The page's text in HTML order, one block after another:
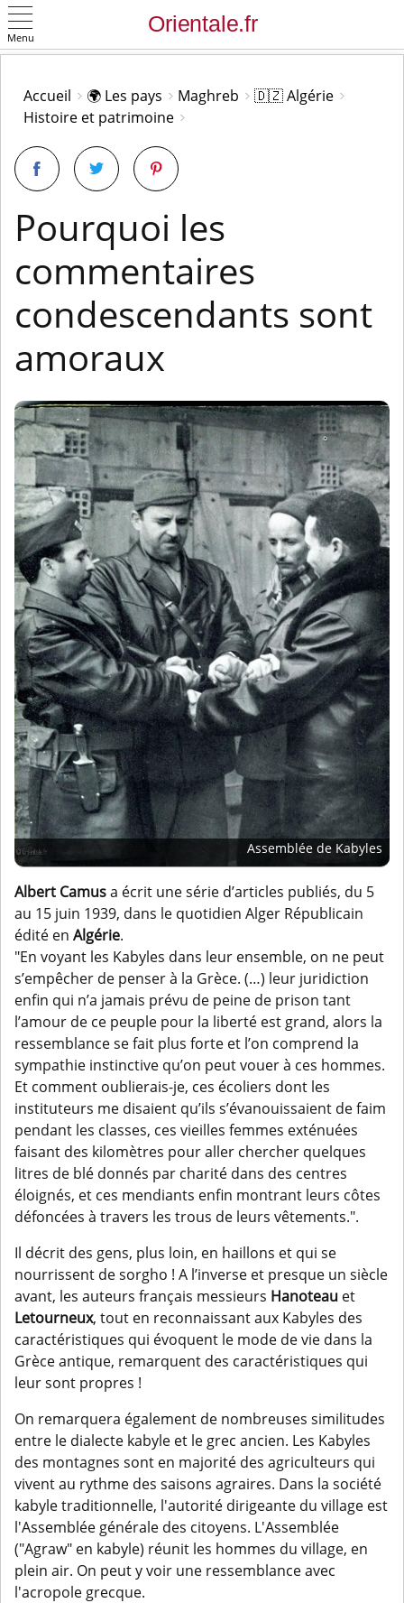
Menu
Accueil 🌍 Les pays Maghreb
🇩🇿 Algérie
Histoire et patrimoine
Pourquoi les
commentaires
condescendants sont
amoraux
Assemblée de Kabyles
Albert Camusa écrit une série d’articles publiés, du 5
au 15 juin 1939, dans le quotidien Alger Républicain
édité en Algérie.
"En voyant les Kabyles dans leur ensemble, on ne peut
s’empêcher de penser à la Grèce. (…) leur juridiction
enfin qui n’a jamais prévu de peine de prison tant
l’amour de ce peuple pour la liberté est grand, alors la
ressemblance se fait plus forte et l’on comprend la
sympathie instinctive qu’on peut vouer à ces hommes.
Et comment oublierais-je, ces écoliers dont les
instituteurs me disaient qu’ils s’évanouissaient de faim
pendant les classes, ces vieilles femmes exténuées
faisant des kilomètres pour aller chercher quelques
litres de blé donnés par charité dans des centres
éloignés, et ces mendiants enfin montrant leurs côtes
défoncées à travers les trous de leurs vêtements.".
Il décrit des gens, plus loin, en haillons et qui se
nourrissent de sorgho ! A l’inverse et presque un siècle
avant, les auteurs français messieurs Hanoteau et
Letourneux, tout en reconnaissant aux Kabyles des
caractéristiques qui évoquent le mode de vie dans la
Grèce antique, remarquent des caractéristiques qui
leur sont propres !
On remarquera également de nombreuses similitudes
entre le dialecte kabyle et le grec ancien. Les Kabyles
des montagnes sont en majorité des agriculteurs qui
vivent au rythme des saisons agraires. Dans la société
kabyle traditionnelle, l'autorité dirigeante du village est
l'Assemblée générale des citoyens. L'Assemblée
("Agraw" en kabyle) réunit les hommes du village, en
plein air. On peut y voir une ressemblance avec
l'acropole grecque.